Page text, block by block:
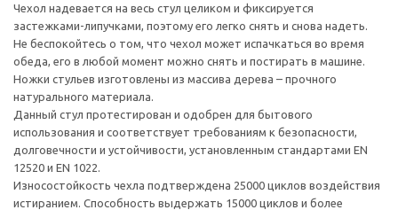
Чехол надевается на весь стул целиком и фиксируется
застежками-липучками, поэтому его легко снять и снова надеть.
Не беспокойтесь о том, что чехол может испачкаться во время
обеда, его в любой момент можно снять и постирать в машине.
Ножки стульев изготовлены из массива дерева – прочного
натурального материала.
Данный стул протестирован и одобрен для бытового
использования и соответствует требованиям к безопасности,
долговечности и устойчивости, установленным стандартами EN
12520 и EN 1022.
Износостойкость чехла подтверждена 25000 циклов воздействия
истиранием. Способность выдержать 15000 циклов и более